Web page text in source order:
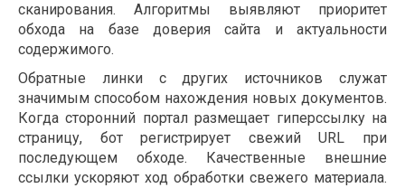
сканирования. Алгоритмы выявляют приоритет
обхода на базе доверия сайта и актуальности
содержимого.
Обратные линки с других источников служат
значимым способом нахождения новых документов.
Когда сторонний портал размещает гиперссылку на
страницу, бот регистрирует свежий URL при
последующем обходе. Качественные внешние
ссылки ускоряют ход обработки свежего материала.